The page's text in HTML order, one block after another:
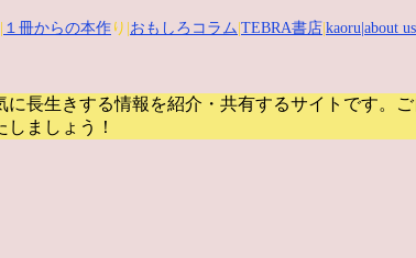
１冊からの本作 り| おもしろコラム TEBRA書店 kaoru |about us
長生きする情報を紹介・共有するサイトです。
ましょう！